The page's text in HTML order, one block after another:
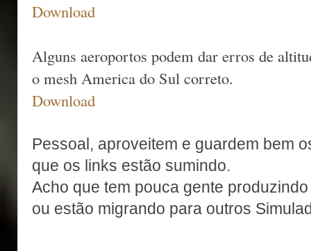
Download
Alguns aeroportos podem dar erros de
o mesh America do Sul correto.
Download
Pessoal, aproveitem e guardem bem
que os links estão sumindo.
Acho que tem pouca gente
ou estão migrando para outros